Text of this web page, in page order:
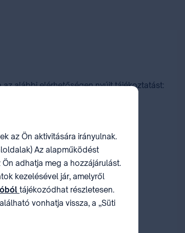
alábbi elérhetőségen nyújt tájékoztatást:
az Ön aktivitására irányulnak.
Az alapműködést
adhatja meg a hozzájárulást.
kezelésével jár, amelyről
tájékozódhat részletesen.
vonhatja vissza, a „Süti